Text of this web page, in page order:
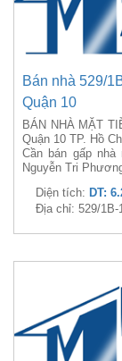
Bán nhà 529/
Quận 10
BÁN NHÀ MẶT
Quận 10 TP. Hồ
Cần bán gấp
Nguyễn Tri
Diện tích: DT:
Địa chỉ: 529/1B-